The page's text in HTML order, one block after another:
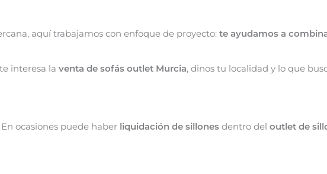
aquí trabajamos con enfoque de proyecto: te ayudamos a
interesa la venta de sofás outlet Murcia, dinos tu localidad y lo que
ocasiones puede haber liquidación de sillones dentro del outlet de